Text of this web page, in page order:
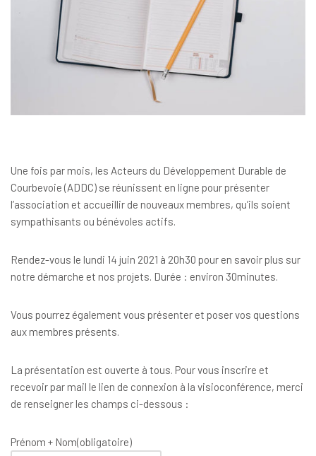
Une fois par mois, les Acteurs du Développement Durable de
Courbevoie (ADDC) se réunissent en ligne pour présenter
l’association et accueillir de nouveaux membres, qu’ils soient
sympathisants ou bénévoles actifs.
Rendez-vous le lundi 14 juin 2021 à 20h30 pour en savoir plus sur
notre démarche et nos projets. Durée : environ 30minutes.
Vous pourrez également vous présenter et poser vos questions
aux membres présents.
La présentation est ouverte à tous. Pour vous inscrire et
recevoir par mail le lien de connexion à la visioconférence, merci
de renseigner les champs ci-dessous :
Prénom + Nom(obligatoire)